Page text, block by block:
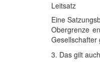
Leitsatz
Eine
Obergrenze
Gesellschafter
3. Das gilt